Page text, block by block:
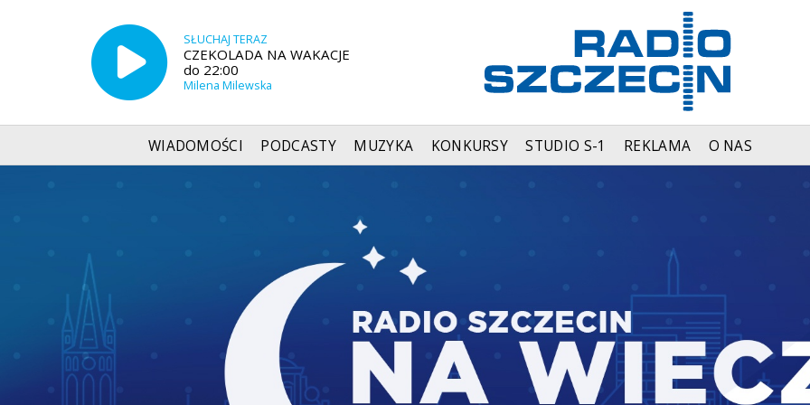
SŁUCHAJ TERAZ
CZEKOLADA NA WAKACJE
do 22:00
Milena Milewska
WIADOMOŚCI PODCASTY MUZYKA KONKURSY STUDIO S-1 REKLAMA O NAS